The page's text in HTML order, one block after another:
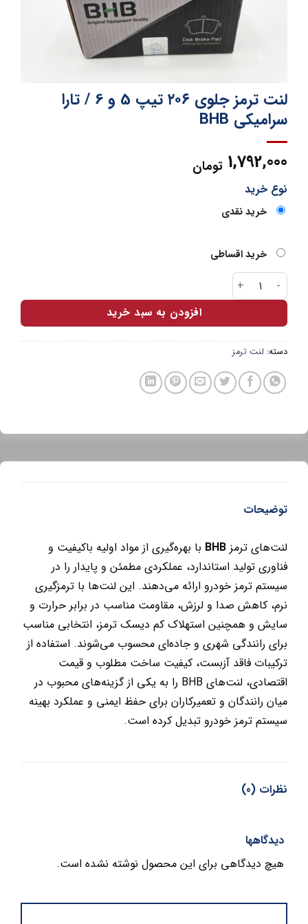
لنت ترمز جلوی ۲۰۶ تیپ 5 و 6 / تارا
سرامیکی BHB
1,792,000 تومان
نوع خرید
خرید نقدی
خرید اقساطی
لنت ترمز جلوی ۲۰۶ تیپ 5 و 6 / تارا سرامیکی BHB عدد
افزودن به سبد خرید
دسته:لنت ترمز
توضیحات
لنت‌های ترمزBHBبا بهره‌گیری از مواد اولیه باکیفیت و
فناوری تولید استاندارد، عملکردی مطمئن و پایدار را در
سیستم ترمز خودرو ارائه می‌دهند. این لنت‌ها با ترمزگیری
نرم، کاهش صدا و لرزش، مقاومت مناسب در برابر حرارت و
سایش و همچنین استهلاک کم دیسک ترمز، انتخابی مناسب
برای رانندگی شهری و جاده‌ای محسوب می‌شوند. استفاده از
ترکیبات فاقد آزبست، کیفیت ساخت مطلوب و قیمت
اقتصادی، لنت‌های BHB را به یکی از گزینه‌های محبوب در
میان رانندگان و تعمیرکاران برای حفظ ایمنی و عملکرد بهینه
سیستم ترمز خودرو تبدیل کرده است.
نظرات (0)
دیدگاهها
هیچ دیدگاهی برای این محصول نوشته نشده است.